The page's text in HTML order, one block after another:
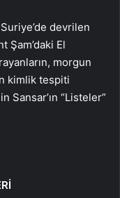
devrilen
Şam’daki El
morgun
kimlik tespiti
Sansar’ın “Listeler”